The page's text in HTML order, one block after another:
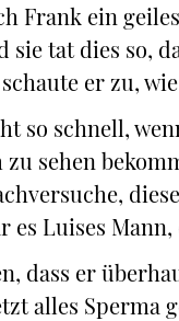
Frank ein
sie tat dies so,
er zu,
so schnell,
sehen
es Luises
dass er
alles Sperma